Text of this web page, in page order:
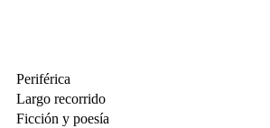
Periférica
Largo recorrido
Ficción y poesía